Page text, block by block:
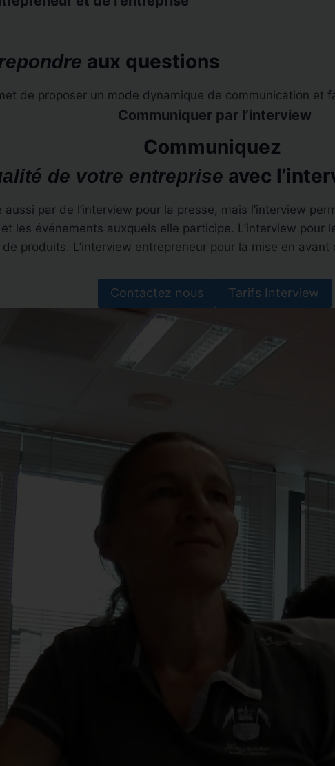
aux questions
de proposer un mode dynamique de communication et
Communiquer par l’interview
Communiquez
de votre entreprise avec
par de l’interview pour la presse, mais l’interview
les événements auxquels elle participe. L’interview pour
produits. L’interview entrepreneur pour la mise en
Contactez nous Tarifs Interview